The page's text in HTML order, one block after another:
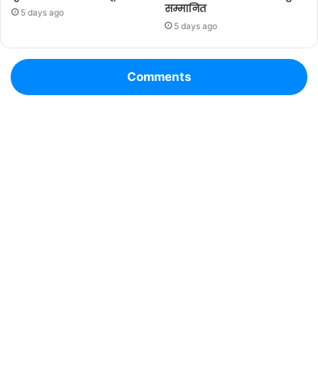
5 days ago
सम्मानित
5 days ago
Comments